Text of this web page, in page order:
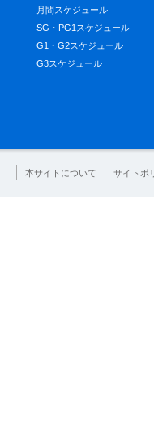
月間スケジュール
SG・PG1スケジュール
G1・G2スケジュール
G3スケジュール
本サイトについて サイトポ